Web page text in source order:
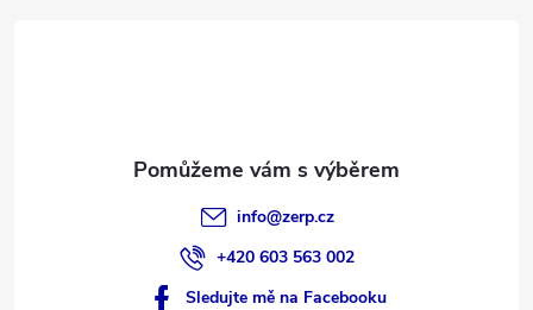
info@zerp.cz
+420 603 563 002
Sledujte mě na Facebooku